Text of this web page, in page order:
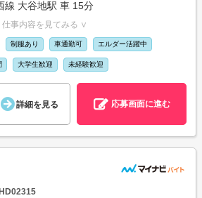
線 大谷地駅 車 15分
仕事内容を見てみる ∨
制服あり 車通勤可 エルダー活躍中
大学生歓迎 未経験歓迎
詳細を見る 応募画面に進む